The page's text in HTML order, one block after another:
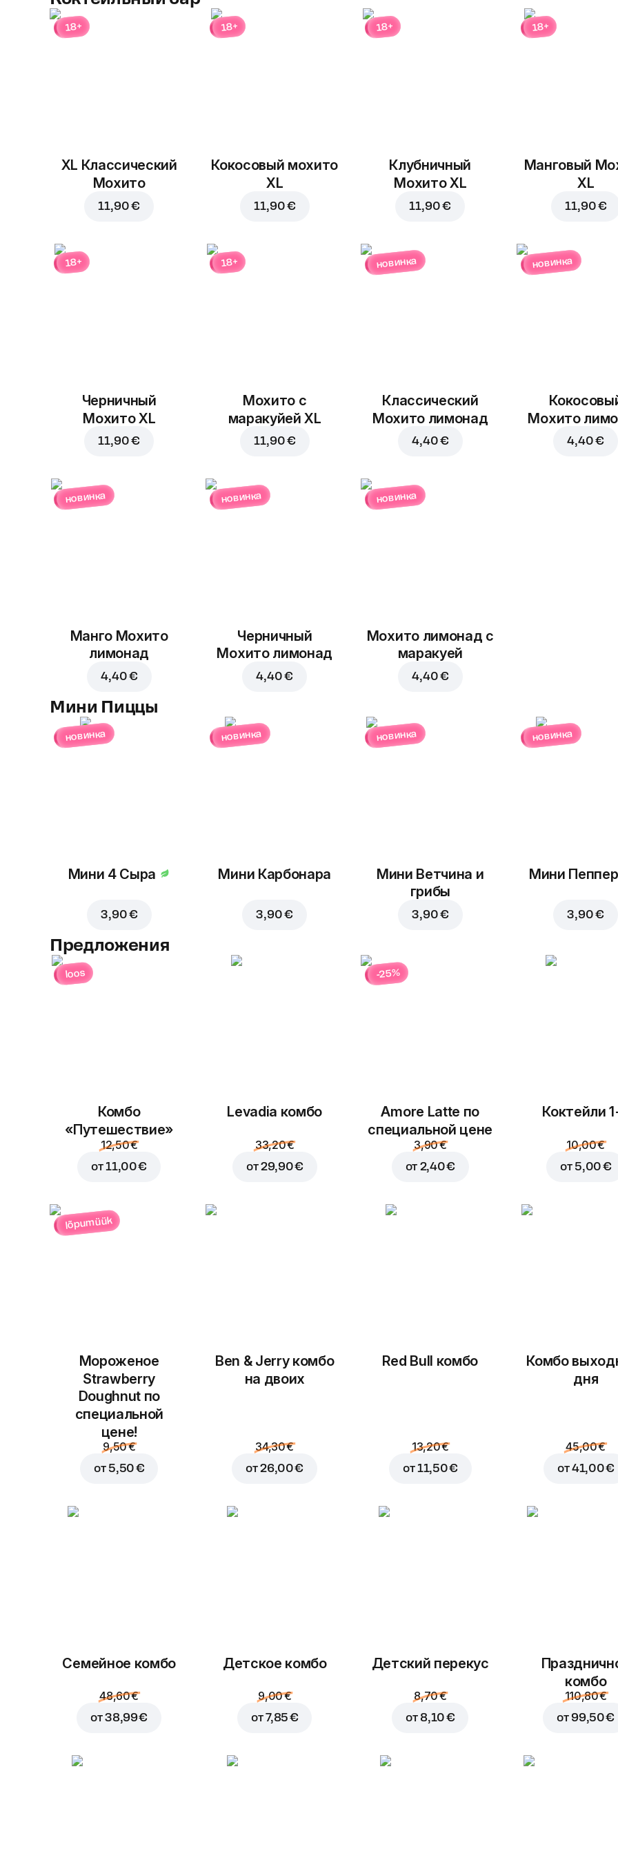
18+
XL Классический
Мохито
11,90 €
18+
Кокосовый мохито
XL
11,90 €
18+
Клубничный
Мохито XL
11,90 €
18+
Манговый
XL
11,90 €
18+
Черничный
Мохито XL
11,90 €
18+
Мохито с
маракуйей XL
11,90 €
новинка
Классический
Мохито лимонад
4,40 €
новинка
Мохито
4,40 €
новинка
Манго Мохито
лимонад
4,40 €
новинка
Черничный
Мохито лимонад
4,40 €
новинка
Мохито лимонад с
маракуей
4,40 €
Мини Пиццы
новинка
Мини 4 Сыра
3,90 €
новинка
Мини Карбонара
3,90 €
новинка
Мини Ветчина и
грибы
3,90 €
новинка
Мини
3,90 €
Предложения
loos
Комбо
«Путешествие»
12,50 €
от 11,00 €
Levadia комбо
33,20 €
от29,90 €
-25%
Amore Latte по
специальной цене
3,90 €
от 2,40 €
Коктейли
10,00 €
от 5,00 €
lõpumüük
Мороженое
Strawberry
Doughnut по
специальной
цене!
9,50 €
от 5,50 €
Ben & Jerry комбо
на двоих
34,30 €
от26,00 €
Red Bull комбо
13,20 €
от11,50 €
Комбо
дня
45,00 €
от41,00 €
Семейное комбо
48,60 €
от38,99 €
Детское комбо
9,00 €
от7,85 €
Детский перекус
8,70 €
от 8,10 €
комбо
110,80 €
от 99,50 €